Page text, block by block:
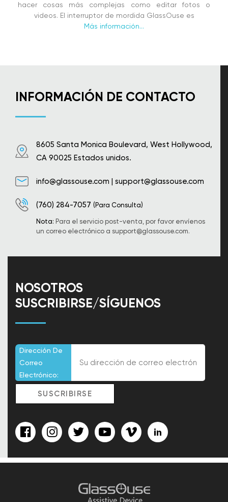
hacer cosas más complejas como editar fotos o
videos. El interruptor de mordida GlassOuse es
Más información...
INFORMACIÓN DE CONTACTO
8605 Santa Monica Boulevard, West Hollywood,
CA 90025 Estados unidos.
info@glassouse.com | support@glassouse.com
(760) 284-7057 (Para Consulta)
Nota: Para el servicio post-venta, por favor envíenos
un correo electrónico a support@glassouse.com.
NOSOTROS
SUSCRIBIRSE/SÍGUENOS
Dirección De
Correo
Electrónico: